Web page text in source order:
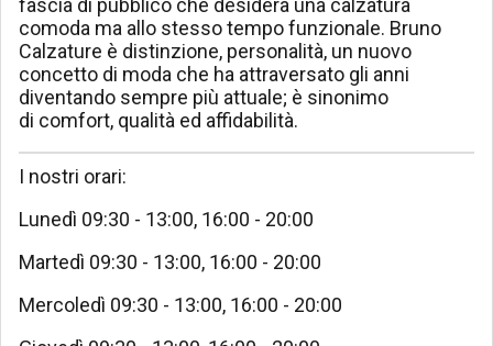
fascia di pubblico che desidera una calzatura
comoda ma allo stesso tempo funzionale. ​Bruno
Calzature è distinzione, personalità, un nuovo
concetto di moda che ha attraversato gli anni
diventando sempre più attuale; è sinonimo
di comfort, qualità ed affidabilità.
I nostri orari:
Lunedì 09:30 - 13:00, 16:00 - 20:00
Martedì 09:30 - 13:00, 16:00 - 20:00
Mercoledì 09:30 - 13:00, 16:00 - 20:00